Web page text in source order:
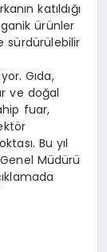
katıldığı
ürünler
sürdürülebilir
Gıda,
ve doğal
fuar,
Bu yıl
Müdürü